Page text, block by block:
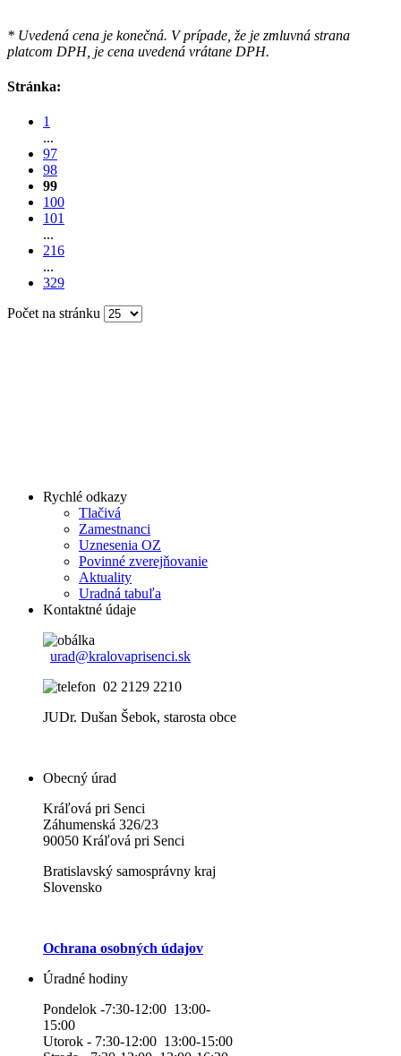
* Uvedená cena je konečná. V prípade, že je zmluvná strana
platcom DPH, je cena uvedená vrátane DPH.
Stránka:
1
...
97
98
99
100
101
...
216
...
329
Počet na stránku
Rychlé odkazy
Tlačivá
Zamestnanci
Uznesenia OZ
Povinné zverejňovanie
Aktuality
Uradná tabuľa
Kontaktné údaje
urad@kralovaprisenci.sk
02 2129 2210
JUDr. Dušan Šebok, starosta obce
Obecný úrad
Kráľová pri Senci
Záhumenská 326/23
90050 Kráľová pri Senci
Bratislavský samosprávny kraj
Slovensko
Ochrana osobných údajov
Úradné hodiny
Pondelok -7:30-12:00 13:00-
15:00
Utorok - 7:30-12:00 13:00-15:00